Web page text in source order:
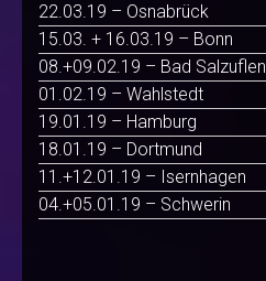
22.03.19 – Osnabrück
15.03. + 16.03.19 – Bonn
08.+09.02.19 – Bad Salzuflen
01.02.19 – Wahlstedt
19.01.19 – Hamburg
18.01.19 – Dortmund
11.+12.01.19 – Isernhagen
04.+05.01.19 – Schwerin